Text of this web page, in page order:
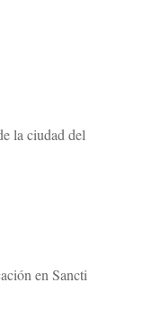
la ciudad del
en Sancti